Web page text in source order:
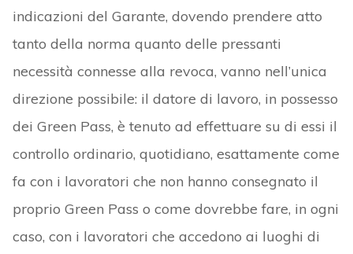
indicazioni del Garante, dovendo prendere atto
tanto della norma quanto delle pressanti
necessità connesse alla revoca, vanno nell’unica
direzione possibile: il datore di lavoro, in possesso
dei Green Pass, è tenuto ad effettuare su di essi il
controllo ordinario, quotidiano, esattamente come
fa con i lavoratori che non hanno consegnato il
proprio Green Pass o come dovrebbe fare, in ogni
caso, con i lavoratori che accedono ai luoghi di